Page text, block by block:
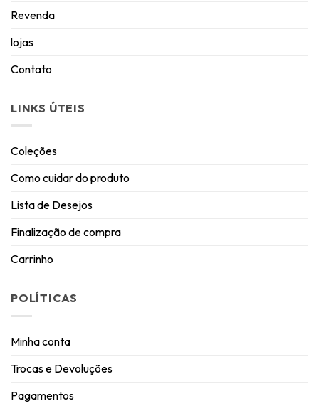
Revenda
lojas
Contato
LINKS ÚTEIS
Coleções
Como cuidar do produto
Lista de Desejos
Finalização de compra
Carrinho
POLÍTICAS
Minha conta
Trocas e Devoluções
Pagamentos